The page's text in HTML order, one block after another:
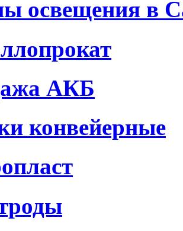
освещения в
АКБ
конвейерные